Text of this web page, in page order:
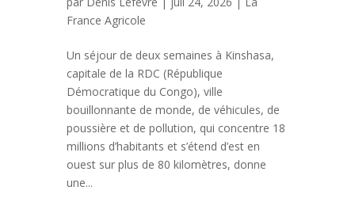
France Agricole
Un séjour de deux semaines à Kinshasa,
capitale de la RDC (République
Démocratique du Congo), ville
bouillonnante de monde, de véhicules, de
poussière et de pollution, qui concentre 18
millions d’habitants et s’étend d’est en
ouest sur plus de 80 kilomètres, donne
une...